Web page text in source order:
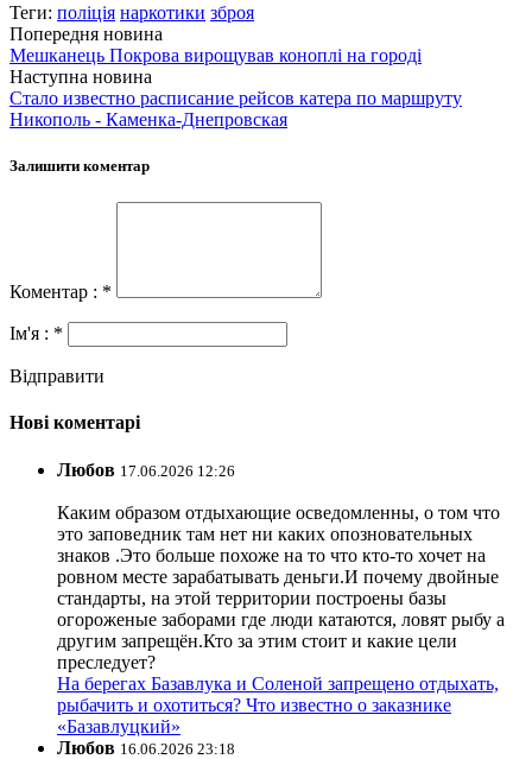
Теги: поліція наркотики зброя
Попередня новина
Мешканець Покрова вирощував коноплі на городі
Наступна новина
Стало известно расписание рейсов катера по маршруту
Никополь - Каменка-Днепровская
Залишити коментар
Коментар : *
Ім'я : *
Відправити
Нові коментарі
Любов 17.06.2026 12:26
Каким образом отдыхающие осведомленны, о том что
это заповедник там нет ни каких опозновательных
знаков .Это больше похоже на то что кто-то хочет на
ровном месте зарабатывать деньги.И почему двойные
стандарты, на этой территории построены базы
огороженые заборами где люди катаются, ловят рыбу а
другим запрещён.Кто за этим стоит и какие цели
преследует?
На берегах Базавлука и Соленой запрещено отдыхать,
рыбачить и охотиться? Что известно о заказнике
«Базавлуцкий»
Любов 16.06.2026 23:18